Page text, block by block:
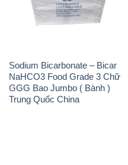
NaHCO3 Food Grade 3 Chữ
GGG Bao Jumbo ( Bành )
Trung Quốc China